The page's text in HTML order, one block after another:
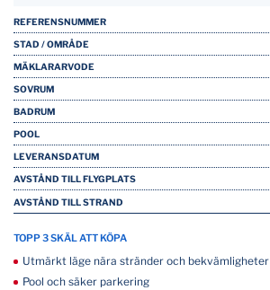
REFERENSNUMMER
STAD / OMRÅDE
MÄKLARARVODE
SOVRUM
BADRUM
POOL
LEVERANSDATUM
AVSTÅND TILL FLYGPLATS
AVSTÅND TILL STRAND
TOPP 3 SKÄL ATT KÖPA
Utmärkt läge nära stränder och bekvämligheter
Pool och säker parkering